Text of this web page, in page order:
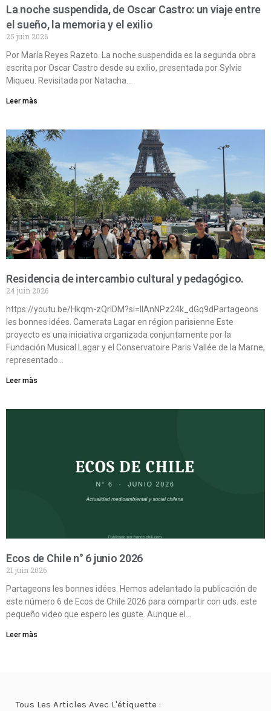
La noche suspendida, de Oscar Castro: un viaje entre
el sueño, la memoria y el exilio
25 juin 2026
Por María Reyes Razeto. La noche suspendida es la segunda obra
escrita por Oscar Castro desde su exilio, presentada por Sylvie
Miqueu. Revisitada por Natacha…
Leer màs
Residencia de intercambio cultural y pedagógico.
24 juin 2026
https://youtu.be/Hkqm-zQrIDM?si=IIAnNPz24k_dGq9dPartageons
les bonnes idées. Camerata Lagar en région parisienne Este
proyecto es una iniciativa organizada conjuntamente por la
Fundación Musical Lagar y el Conservatoire Paris Vallée de la Marne,
representado…
Leer màs
Ecos de Chile n° 6 junio 2026
21 juin 2026
Partageons les bonnes idées. Hemos adelantado la publicación de
este número 6 de Ecos de Chile 2026 para compartir con uds. este
pequeño video que espero les guste. Aunque el…
Leer màs
Tous Les Articles Avec L'étiquette :